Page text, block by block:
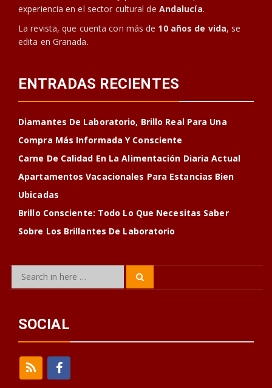
experiencia en el sector cultural de Andalucía.
La revista, que cuenta con más de 10 años de vida, se
edita en Granada.
ENTRADAS RECIENTES
Diamantes De Laboratorio, Brillo Real Para Una
Compra Más Informada Y Consciente
Carne De Calidad En La Alimentación Diaria Actual
Apartamentos Vacacionales Para Estancias Bien
Ubicadas
Brillo Consciente: Todo Lo Que Necesitas Saber
Sobre Los Brillantes De Laboratorio
Search
SOCIAL